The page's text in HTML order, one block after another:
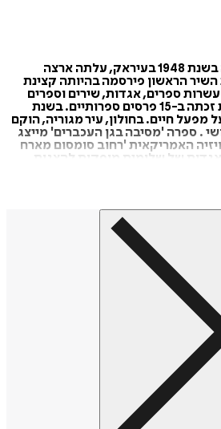
שלומית כהן-אסיף נולדה בשנת 1948 בעיראק, עלתה ארצה
הראשון פירסמה בהיותה קצינת
ספרים, אגדות, שירים וספרים
מצויירים לקטנים שלומית זכתה ב-15 פרסים ספרותיים. בשנת
על מפעל חיים. בחולון, עיר מגוריה, הוקם
. ספרה 'מסיבה בגן העכברים' מייצג
האמריקאית 'רחוב סומסום מארח
של שלומית מופקות להצגות.
מודפסים על מצעים לתינוקות ועל
לשפות שונות. מאות משיריה
בארץ ובעולם.
לשנת 2010.